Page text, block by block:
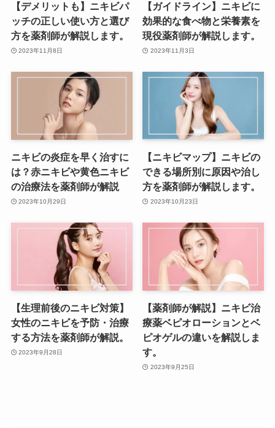
【デメリットも】ニキビパ
ッチの正しい使い方と選び
方を薬剤師が解説します。
2023年11月8日
【ガイドライン】ニキビに
効果的な食べ物と栄養素を
現役薬剤師が解説します。
2023年11月3日
ニキビの炎症を早く治すに
は？赤ニキビや黄色ニキビ
の治療法を薬剤師が解説
2023年10月29日
【ニキビマップ】ニキビの
できる場所別に原因や治し
方を薬剤師が解説します。
2023年10月23日
【生理前後のニキビ対策】
女性のニキビを予防・治療
する方法を薬剤師が解説。
2023年9月28日
【薬剤師が解説】ニキビ治
療薬ベピオローションとベ
ピオゲルの違いを解説しま
す。
2023年9月25日